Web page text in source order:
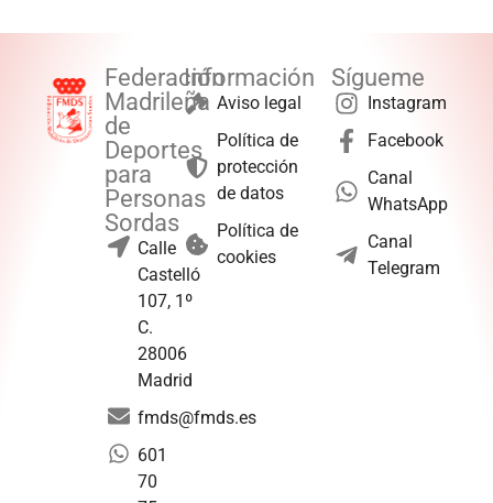
Federación
Madrileña
de
Deportes
para
Personas
Sordas
Calle
Castelló
107, 1º
C.
28006
Madrid
fmds@fmds.es
601
70
Información
Aviso legal
Política de
protección
de datos
Política de
cookies
Sígueme
Instagram
Facebook
Canal
WhatsApp
Canal
Telegram